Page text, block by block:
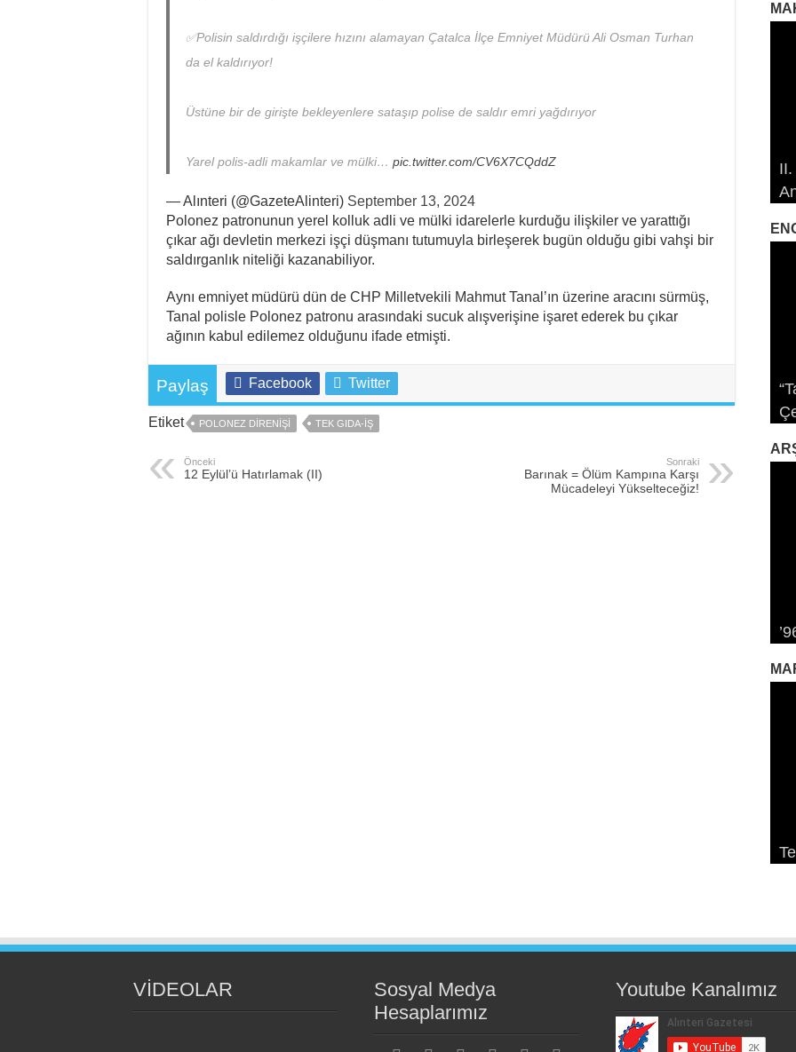
✅Polisin saldırdığı işçilere hızını alamayan Çatalca İlçe Emniyet Müdürü Ali Osman Turhan
da el kaldırıyor!
Üstüne bir de girişte bekleyenlere sataşıp polise de saldır emri yağdırıyor
Yarel polis-adli makamlar ve mülki… pic.twitter.com/CV6X7CQddZ
— Alınteri (@GazeteAlinteri) September 13, 2024
Polonez patronunun yerel kolluk adli ve mülki idarelerle kurduğu ilişkiler ve yarattığı
çıkar ağı devletin merkezi işçi düşmanı tutumuyla birleşerek bugün olduğu gibi vahşi bir
saldırganlık niteliği kazanabiliyor.
Aynı emniyet müdürü dün de CHP Milletvekili Mahmut Tanal’ın üzerine aracını sürmüş,
Tanal polisle Polonez patronu arasındaki sucuk alışverişine işaret ederek bu çıkar
ağının kabul edilemez olduğunu ifade etmişti.
Paylaş Facebook Twitter
Etiket POLONEZ DIRENIŞI TEK GIDA-İŞ
Önceki
12 Eylül’ü Hatırlamak (II)
Sonraki
Barınak = Ölüm Kampına Karşı
Mücadeleyi Yükselteceğiz!
II.
VİDEOLAR
Sosyal Medya
Hesaplarımız
Youtube Kanalımız